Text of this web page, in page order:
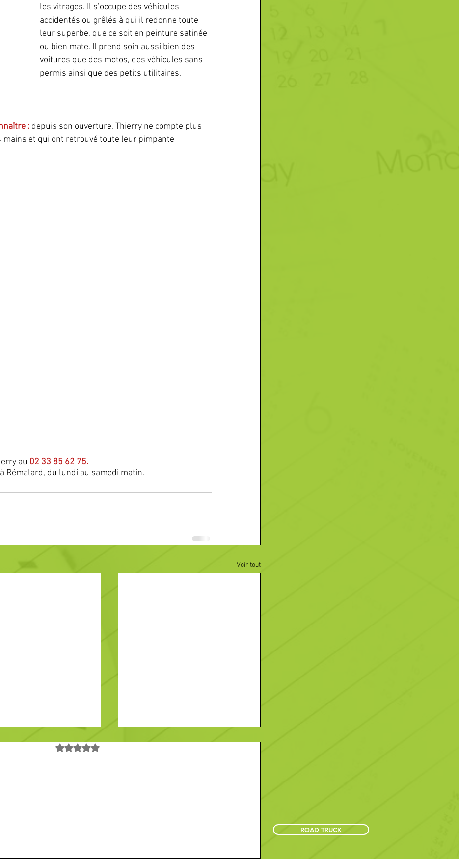
les vitrages. Il s’occupe des véhicules
accidentés ou grêlés à qui il redonne toute
leur superbe, que ce soit en peinture satinée
ou bien mate. Il prend soin aussi bien des
voitures que des motos, des véhicules sans
permis ainsi que des petits utilitaires.
: depuis son ouverture, Thierry ne compte plus
et qui ont retrouvé toute leur pimpante
au 02 33 85 62 75.
Rémalard, du lundi au samedi matin.
Voir tout
Noté 0 étoile sur 5.
ROAD TRUCK